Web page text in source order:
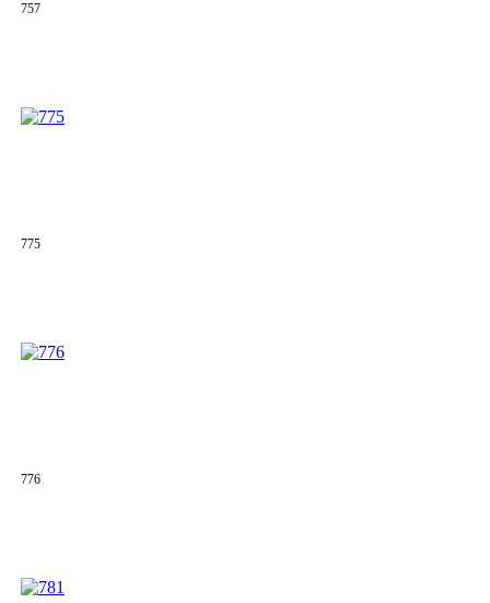
757
775
776